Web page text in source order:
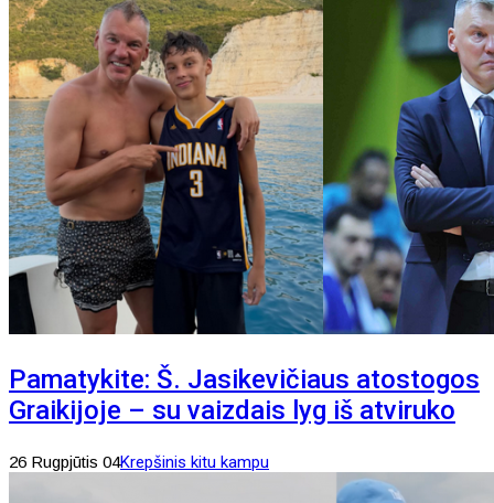
Pamatykite: Š. Jasikevičiaus atostogos
Graikijoje – su vaizdais lyg iš atviruko
26 Rugpjūtis 04Krepšinis kitu kampu